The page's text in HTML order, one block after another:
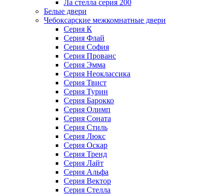
Ла стелла серия 200
Белые двери
Чебоксарские межкомнатные двери
Серия К
Серия Флай
Серия София
Серия Прованс
Серия Эмма
Серия Неоклассика
Серия Твист
Серия Турин
Серия Барокко
Серия Олимп
Серия Соната
Серия Стиль
Серия Люкс
Серия Оскар
Серия Тренд
Серия Лайт
Серия Альфа
Серия Вектор
Серия Стелла